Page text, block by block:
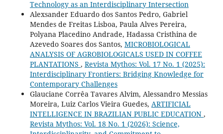
Technology as an Interdisciplinary Intersection
Alexsander Eduardo dos Santos Pedro, Gabriel
Mendes de Freitas Lisboa, Paula Alves Pereira,
Polyana Placedino Andrade, Hadassa Cristhina de
Azevedo Soares dos Santos, MICROBIOLOGICAL
ANALYSIS OF AGROBIOLOGICALS USED IN COFFEE
PLANTATIONS , Revista Mythos: Vol. 17 No. 1 (2025):
Interdisciplinary Frontiers: Bridging Knowledge for
Contemporary Challenges
Glauciane Corrêa Tavares Alvim, Alessandro Messias
Moreira, Luiz Carlos Vieira Guedes, ARTIFICIAL
INTELLIGENCE IN BRAZILIAN PUBLIC EDUCATION ,
Revista Mythos: Vol. 18 No. 1 (2026): Science,